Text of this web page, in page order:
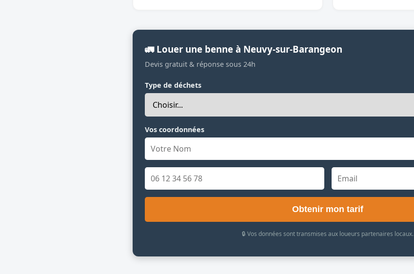
🚛 Louer une benne à Neuvy-sur-Barangeon
Devis gratuit & réponse sous 24h
Type de déchets
Vos coordonnées
Obtenir mon tarif
🔒 Vos données sont transmises aux loueurs partenaires locaux.